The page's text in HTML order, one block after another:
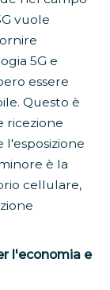
vuole
5G e
essere
Questo è
ricezione
l'esposizione
è la
cellulare,
l'economia e